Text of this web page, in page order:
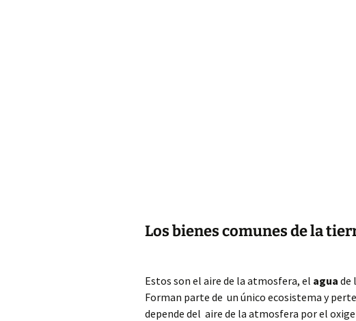
Los bienes comunes de la
Estos son el aire de la atmosfera, el agua de
Forman parte de un único ecosistema y
depende del aire de la atmosfera por el